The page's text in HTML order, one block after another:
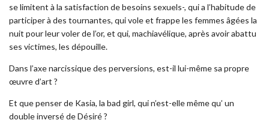
se limitent à la satisfaction de besoins sexuels-, qui a l’habitude de
participer à des tournantes, qui vole et frappe les femmes âgées la
nuit pour leur voler de l’or, et qui, machiavélique, après avoir abattu
ses victimes, les dépouille.
Dans l’axe narcissique des perversions, est-il lui-même sa propre
œuvre d’art ?
Et que penser de Kasia, la bad girl, qui n’est-elle même qu’ un
double inversé de Désiré ?